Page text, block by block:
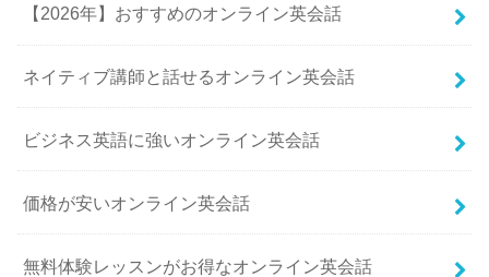
【2026年】おすすめのオンライン英会話
ネイティブ講師と話せるオンライン英会話
ビジネス英語に強いオンライン英会話
価格が安いオンライン英会話
無料体験レッスンがお得なオンライン英会話